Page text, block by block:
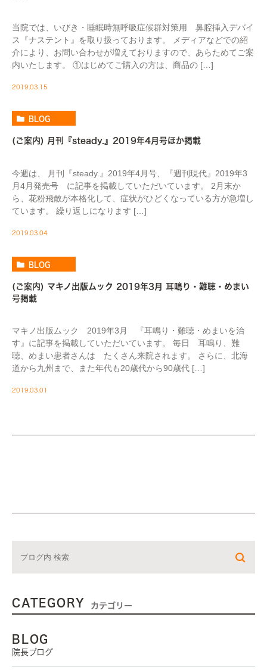
当院では、いびき・睡眠時無呼吸症候群対策用 鼻腔挿入デバイ
ス『ナステント』を取り扱っております。 メディアなどでの紹
介により、お問い合わせが増えておりますので、あらためてご案
内いたします。 ①はじめてご購入の方は、商品の […]
2019.03.15
BLOG
(ご案内) 月刊『steady.』2019年4月号ほか掲載
今週は、 月刊『steady.』2019年4月号、『週刊現代』2019年3
月4月発売号 に記事を掲載していただいています。 2月末か
ら、花粉飛散が本格化して、症状がひどくなっている方が急増し
ています。 繰り返しになります […]
2019.03.04
BLOG
(ご案内) マキノ出版ムック 2019年3月 耳鳴り・難聴・めまい
号掲載
マキノ出版ムック 2019年3月 『耳鳴り・難聴・めまいを治
す』に記事を掲載していただいています。 毎日 耳鳴り、難
聴、めまい患者さんは たくさん来院されます。 さらに、北海
道から九州まで、また年代も20歳代から90歳代 […]
2019.03.01
CATEGORY カテゴリー
BLOG
院長ブログ